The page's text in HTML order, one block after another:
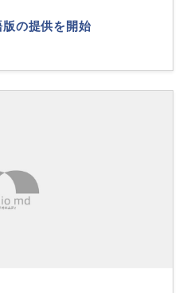
の提供を開始